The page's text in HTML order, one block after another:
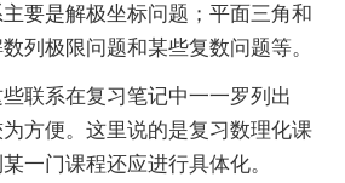
要是解极坐标问题；平面三角和
列极限问题和某些复数问题等。
系在复习笔记中一一罗列出
方便。这里说的是复习数理化课
一门课程还应进行具体化。